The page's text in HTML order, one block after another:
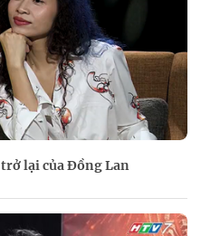
lại của Đồng Lan